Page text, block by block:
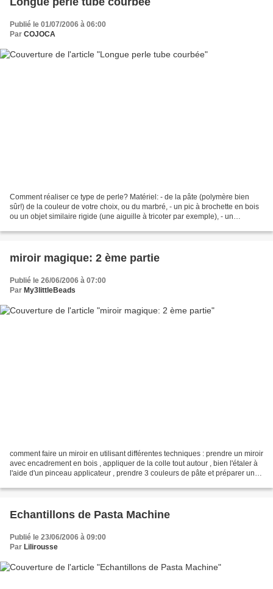
Publié le 01/07/2006 à 06:00
Par COJOCA
Comment réaliser ce type de perle? Matériel: - de la pâte (polymère bien
sûr!) de la couleur de votre choix, ou du marbré, - un pic à brochette en bois
ou un objet similaire rigide (une aiguille à tricoter par exemple), - un
miroir magique: 2 ème partie
Publié le 26/06/2006 à 07:00
Par My3littleBeads
comment faire un miroir en utilisant différentes techniques : prendre un miroir
avec encadrement en bois , appliquer de la colle tout autour , bien l'étaler à
l'aide d'un pinceau applicateur , prendre 3 couleurs de pâte et préparer un
Echantillons de Pasta Machine
Publié le 23/06/2006 à 09:00
Par Lilirousse